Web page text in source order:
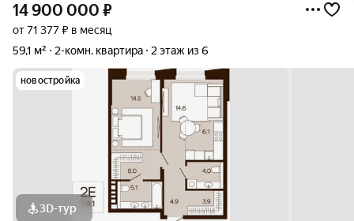
14 900 000 ₽
от 71 377 ₽ в месяц
59,1 м²
2-комн. квартира 2 этаж из 6
новостройка
3D-тур